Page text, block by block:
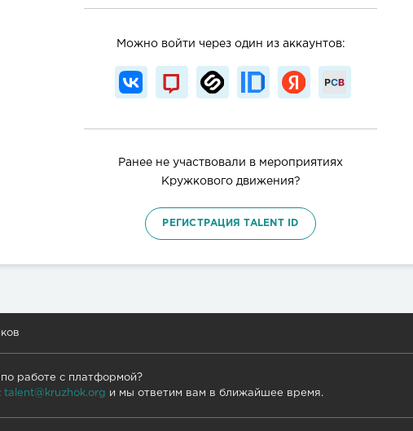
Можно войти через один из аккаунтов:
Ранее не участвовали в мероприятиях
Кружкового движения?
РЕГИСТРАЦИЯ TALENT ID
работе с платформой?
talent@kruzhok.org и мы ответим вам в ближайшее время.